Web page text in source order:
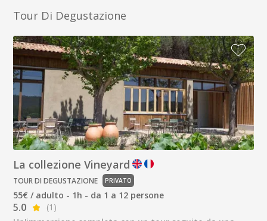
Tour Di Degustazione
La collezione Vineyard
TOUR DI DEGUSTAZIONE PRIVATO
55€ / adulto - 1h - da 1 a 12 persone
5.0
(1)